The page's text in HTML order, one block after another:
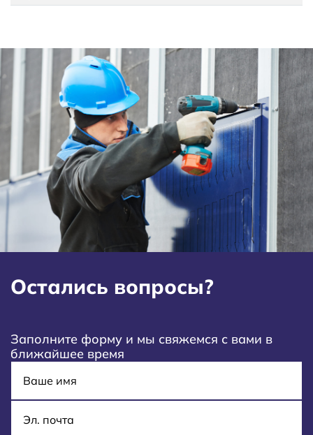
Остались вопросы?
Заполните форму и мы свяжемся с вами в
ближайшее время